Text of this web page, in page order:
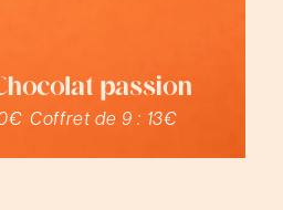
passion
Coffret de 9 : 13€